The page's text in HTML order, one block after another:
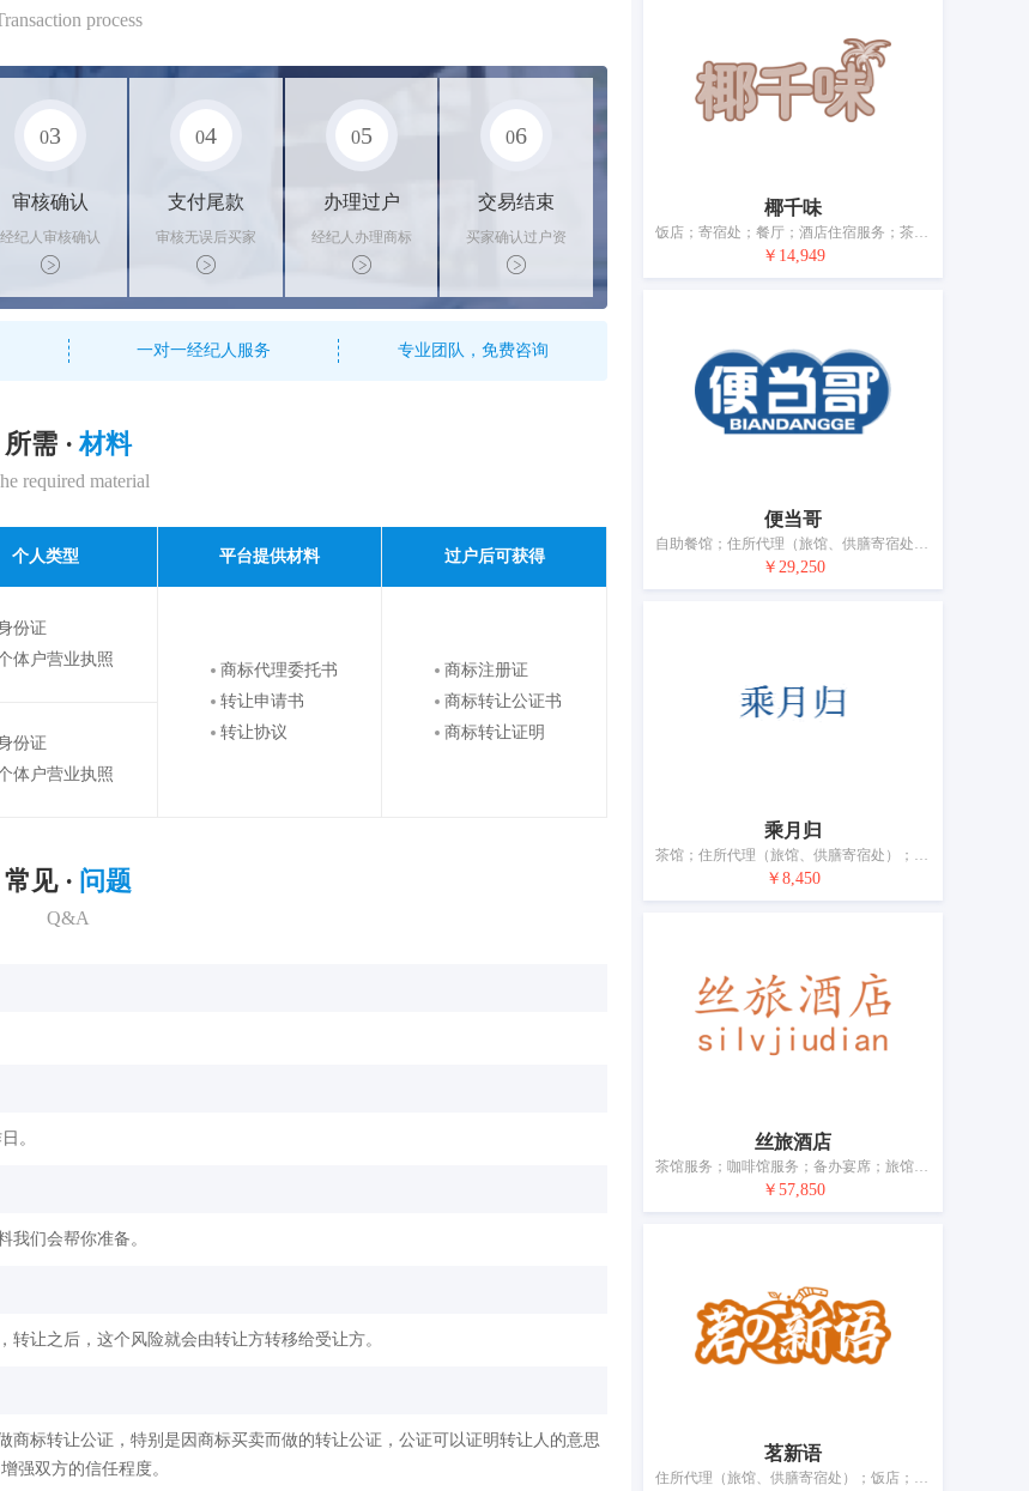
process
03
审核确认
经纪人审核确认
商标状态
04
支付尾款
审核无误后买家
支付尾款，卖家
办理相关手续
05
办理过户
经纪人办理商标
转让手续，交付
相关证书
06
交易结束
买家确认过户资
料后，平台解冻
资金支付卖家
一对一经纪人服务 专业团队，免费咨询
所需 · 材料
required material
个人类型 平台提供材料 过户后可获得
份证
体户营业执照
商标代理委托书
转让申请书
转让协议
商标注册证
商标转让公证书
商标转让证明
份证
体户营业执照
常见 · 问题
Q&A
。
我们会帮你准备。
让之后，这个风险就会由转让方转移给受让方。
标转让公证，特别是因商标买卖而做的转让公证，公证可以证明转让人的意思
强双方的信任程度。
椰千味
饭店；寄宿处；餐厅；酒店住宿服务；茶馆；活动房屋出租；养老院；托儿所服务；动物寄养；办公室家具出租
￥14,949
便当哥
自助餐馆；住所代理（旅馆、供膳寄宿处）；备办宴席服务；快餐馆；拉面馆；咖啡馆；茶馆；酒吧服务；餐馆；饭店
￥29,250
乘月归
茶馆；住所代理（旅馆、供膳寄宿处）；饭店；餐馆；流动饮食供应；餐厅；酒吧服务；旅游房屋出租；养老院；动物寄养
￥8,450
丝旅酒店
茶馆服务；咖啡馆服务；备办宴席；旅馆；旅馆预订；啤酒屋服务；酒店住宿服务；青年旅社服务；餐馆；饭店
￥57,850
茗新语
住所代理（旅馆、供膳寄宿处）；饭店；咖啡馆；汽车旅馆；假日野营住宿服务；茶馆；酒吧服务；餐厅；提供野营场地设施；烹饪设备出租